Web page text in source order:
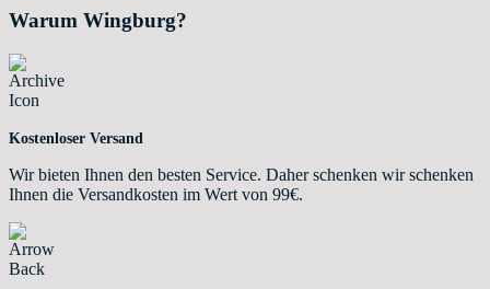
Warum Wingburg?
Kostenloser Versand
Wir bieten Ihnen den besten Service. Daher schenken wir schenken
Ihnen die Versandkosten im Wert von 99€.